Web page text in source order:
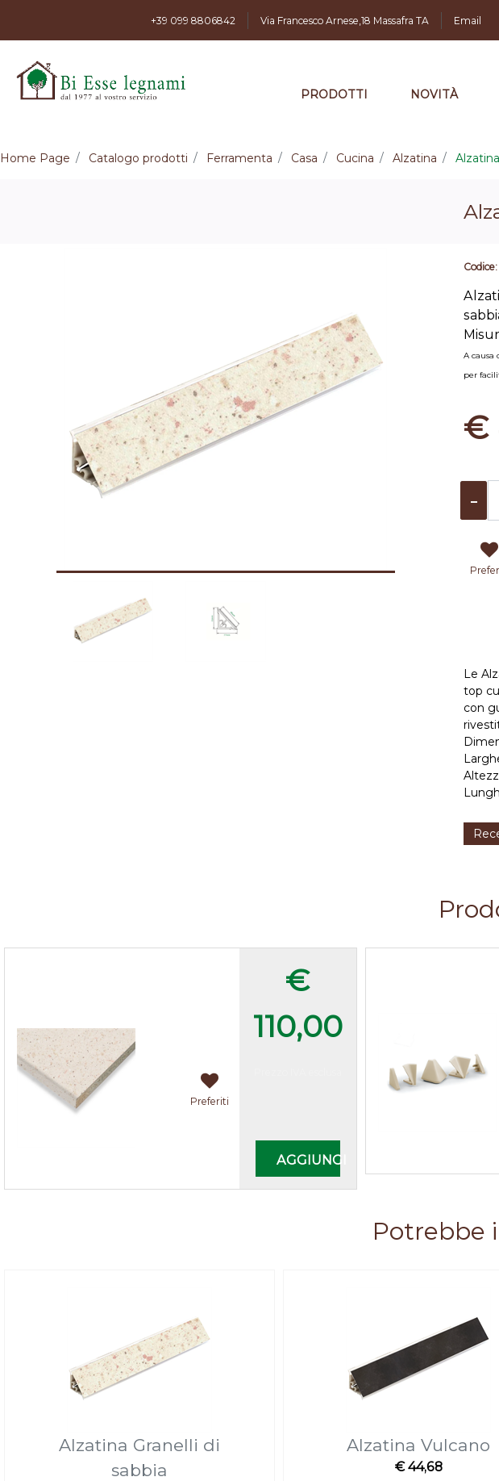
+39 099 8806842 Via Francesco Arnese,18 Massafra TA
Email
PRODOTTI NOVITÀ
Home Page Catalogo prodotti Ferramenta Casa Cucina Alzatina
Codice:
A causa
per
€
Le
top
con
Preferiti
€
110,00
AGGIUNGI
Potrebbe
Alzatina Granelli di
sabbia
Alzatina Vulcano
€ 44,68